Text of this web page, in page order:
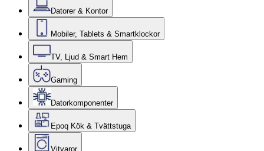
Datorer & Kontor
Mobiler, Tablets & Smartklockor
TV, Ljud & Smart Hem
Gaming
Datorkomponenter
Epoq Kök & Tvättstuga
Vitvaror